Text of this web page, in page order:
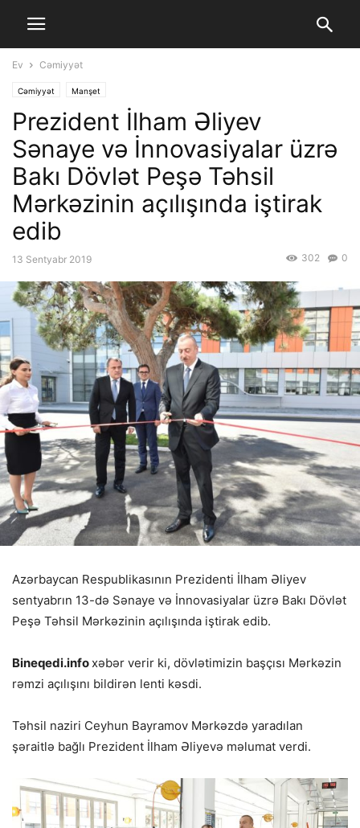
Ev Cəmiyyət
Cəmiyyət Manşet
Prezident İlham Əliyev
Sənaye və İnnovasiyalar üzrə
Bakı Dövlət Peşə Təhsil
Mərkəzinin açılışında iştirak
edib
13 Sentyabr 2019 0
302
Azərbaycan Respublikasının Prezidenti İlham Əliyev
sentyabrın 13-də Sənaye və İnnovasiyalar üzrə Bakı Dövlət
Peşə Təhsil Mərkəzinin açılışında iştirak edib.
Bineqedi.info xəbər verir ki, dövlətimizin başçısı Mərkəzin
rəmzi açılışını bildirən lenti kəsdi.
Təhsil naziri Ceyhun Bayramov Mərkəzdə yaradılan
şəraitlə bağlı Prezident İlham Əliyevə məlumat verdi.